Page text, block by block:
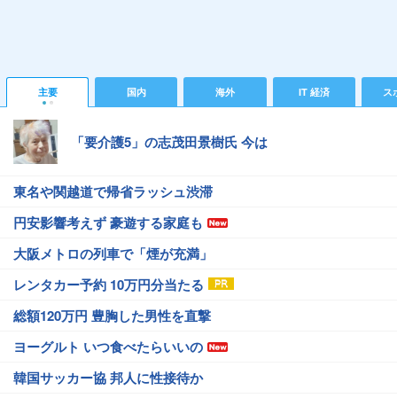
主要 国内 海外 IT 経済 ス
「要介護5」の志茂田景樹氏 今は
東名や関越道で帰省ラッシュ渋滞
円安影響考えず 豪遊する家庭も
大阪メトロの列車で「煙が充満」
レンタカー予約 10万円分当たる
総額120万円 豊胸した男性を直撃
ヨーグルト いつ食べたらいいの
韓国サッカー協 邦人に性接待か